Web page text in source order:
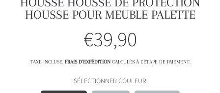
HOUSSE POUR MEUBLE PALETTE
Prix
habituel
€39,90
TAXE INCLUSE. FRAIS D'EXPÉDITIONCALCULÉS À L'ÉTAPE DE PAIEMENT.
SÉLECTIONNER COULEUR